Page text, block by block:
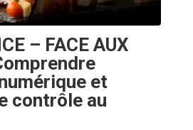
– FACE AUX
et
contrôle au